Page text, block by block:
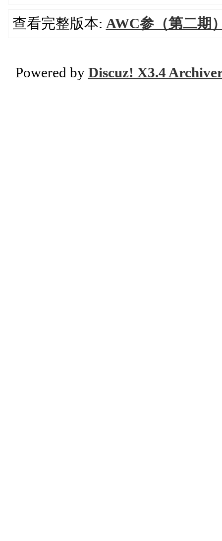
查看完整版本: AWC参（第二期
Powered by Discuz! X3.4